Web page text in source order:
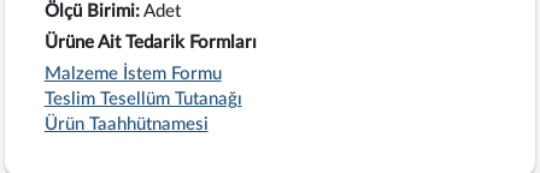
Ölçü Birimi: Adet
Ürüne Ait Tedarik Formları
Malzeme İstem Formu
Teslim Tesellüm Tutanağı
Ürün Taahhütnamesi